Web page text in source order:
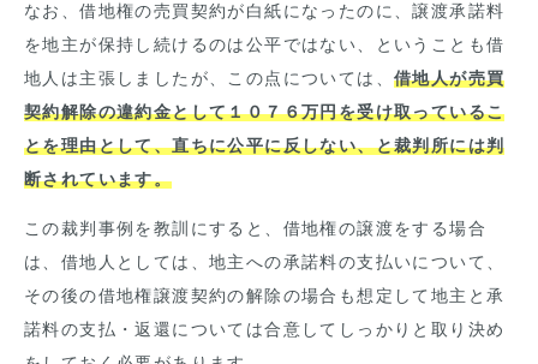
なお、借地権の売買契約が白紙になったのに、譲渡承諾料
を地主が保持し続けるのは公平ではない、ということも借
地人は主張しましたが、この点については、 借地人が売買
契約解除の違約金として１０７６万円を受け取っているこ
とを理由として、直ちに公平に反しない、と裁判所には判
断されています。
この裁判事例を教訓にすると、借地権の譲渡をする場合
は、借地人としては、地主への承諾料の支払いについて、
その後の借地権譲渡契約の解除の場合も想定して地主と承
諾料の支払・返還については合意してしっかりと取り決め